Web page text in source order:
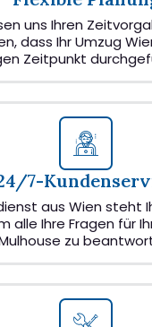
uns Ihren
dass Ihr Umzug
Zeitpunkt
7-
aus Wien steht
alle Ihre Fragen für
zu